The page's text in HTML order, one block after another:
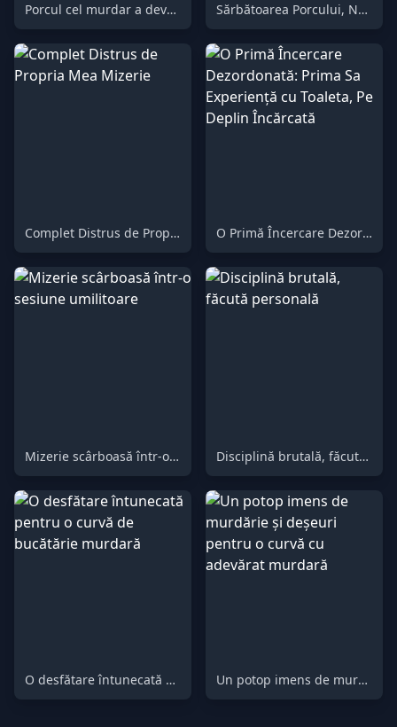
Porcul cel murdar a devorat fiecare ultimă fărâmă din resturile stăpânei sale Sărbătoarea Porcului, Neconvențională și Savuroasă
Complet Distrus de Propria Mea Mizerie O Primă Încercare Dezordonată: Prima Sa Experiență cu Toaleta, Pe Deplin Încărcată
Mizerie scârboasă într-o sesiune umilitoare Disciplină brutală, făcută personală
O desfătare întunecată pentru o curvă de bucătărie murdară Un potop imens de murdărie și deșeuri pentru o curvă cu adevărat murdară